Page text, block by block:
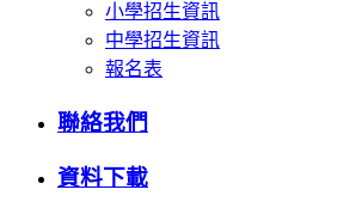
小學招生資訊
中學招生資訊
報名表
聯絡我們
資料下載